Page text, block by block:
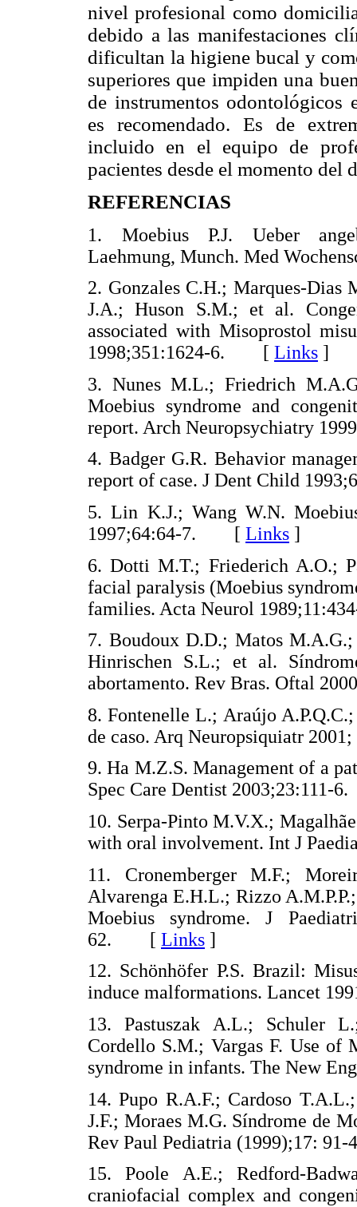
nivel profesional como
debido a las manifestaciones
dificultan la higiene bucal y
superiores que impiden una
de instrumentos odontológicos
es recomendado. Es de
incluido en el equipo de
pacientes desde el momento del
REFERENCIAS
1. Moebius P.J. Ueber
Laehmung, Munch. Med
2. Gonzales C.H.; Marques-Dias
J.A.; Huson S.M.; et al.
associated with Misoprostol
1998;351:1624-6. [ Links ]
3. Nunes M.L.; Friedrich
Moebius syndrome and
report. Arch Neuropsychiatry
4. Badger G.R. Behavior
report of case. J Dent Child
5. Lin K.J.; Wang W.N.
1997;64:64-7. [ Links ]
6. Dotti M.T.; Friederich A.O.;
facial paralysis (Moebius
families. Acta Neurol
7. Boudoux D.D.; Matos
Hinrischen S.L.; et al.
abortamento. Rev Bras. Oftal
8. Fontenelle L.; Araújo
de caso. Arq Neuropsiquiatr
9. Ha M.Z.S. Management of a
Spec Care Dentist
10. Serpa-Pinto M.V.X.;
with oral involvement. Int J
11. Cronemberger M.F.;
Alvarenga E.H.L.; Rizzo
Moebius syndrome. J
62. [ Links ]
12. Schönhöfer P.S. Brazil:
induce malformations. Lancet
13. Pastuszak A.L.; Schuler
Cordello S.M.; Vargas F. Use of
syndrome in infants. The New
14. Pupo R.A.F.; Cardoso
J.F.; Moraes M.G. Síndrome de
Rev Paul Pediatria (1999);17:
15. Poole A.E.; Redford-
craniofacial complex and